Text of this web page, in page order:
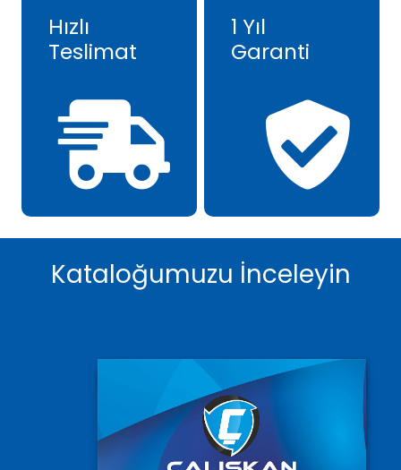
Hızlı
Teslimat
1 Yıl
Garanti
Kataloğumuzu İnceleyin